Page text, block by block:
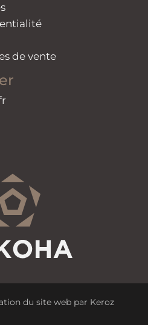
de vente
du site web par Keroz